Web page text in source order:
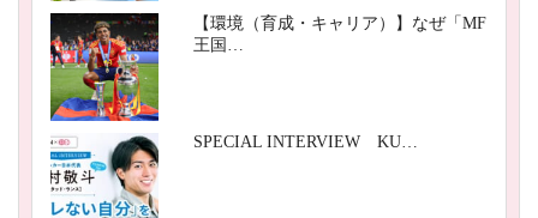
【環境（育成・キャリア）】なぜ「MF
王国…
SPECIAL INTERVIEW KU…